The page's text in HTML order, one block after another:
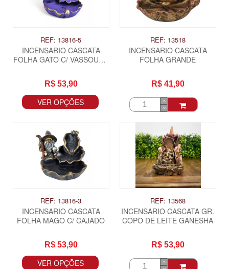
REF: 13816-5
INCENSARIO CASCATA
FOLHA GATO C/ VASSOURA
R$ 53,90
VER OPÇÕES
REF: 13518
INCENSARIO CASCATA
FOLHA GRANDE
R$ 41,90
REF: 13816-3
INCENSARIO CASCATA
FOLHA MAGO C/ CAJADO
R$ 53,90
VER OPÇÕES
REF: 13568
INCENSARIO CASCATA GR.
COPO DE LEITE GANESHA
R$ 53,90